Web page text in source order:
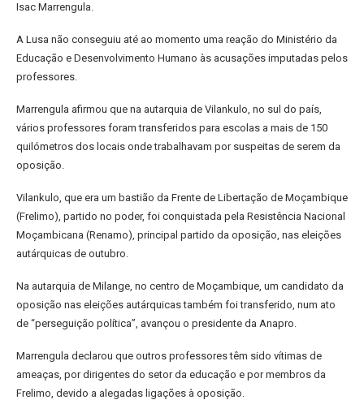
Isac Marrengula.
A Lusa não conseguiu até ao momento uma reação do Ministério da
Educação e Desenvolvimento Humano às acusações imputadas pelos
professores.
Marrengula afirmou que na autarquia de Vilankulo, no sul do país,
vários professores foram transferidos para escolas a mais de 150
quilómetros dos locais onde trabalhavam por suspeitas de serem da
oposição.
Vilankulo, que era um bastião da Frente de Libertação de Moçambique
(Frelimo), partido no poder, foi conquistada pela Resistência Nacional
Moçambicana (Renamo), principal partido da oposição, nas eleições
autárquicas de outubro.
Na autarquia de Milange, no centro de Moçambique, um candidato da
oposição nas eleições autárquicas também foi transferido, num ato
de “perseguição política”, avançou o presidente da Anapro.
Marrengula declarou que outros professores têm sido vítimas de
ameaças, por dirigentes do setor da educação e por membros da
Frelimo, devido a alegadas ligações à oposição.